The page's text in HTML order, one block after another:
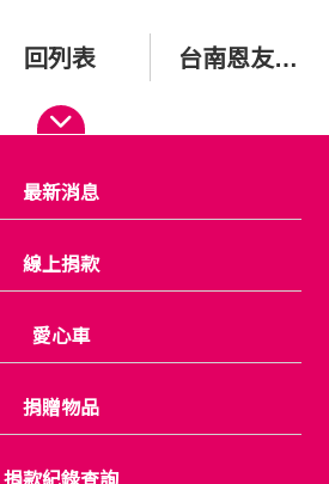
回列表 台南恩友中心「扶助貧窮、福助弱勢」發放福貧物資
最新消息
線上捐款
愛心車
捐贈物品
捐款紀錄查詢